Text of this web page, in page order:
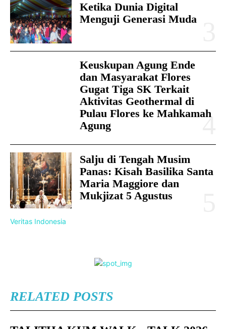
Ketika Dunia Digital
Menguji Generasi Muda
Keuskupan Agung Ende
dan Masyarakat Flores
Gugat Tiga SK Terkait
Aktivitas Geothermal di
Pulau Flores ke Mahkamah
Agung
Salju di Tengah Musim
Panas: Kisah Basilika Santa
Maria Maggiore dan
Mukjizat 5 Agustus
Veritas Indonesia
RELATED POSTS